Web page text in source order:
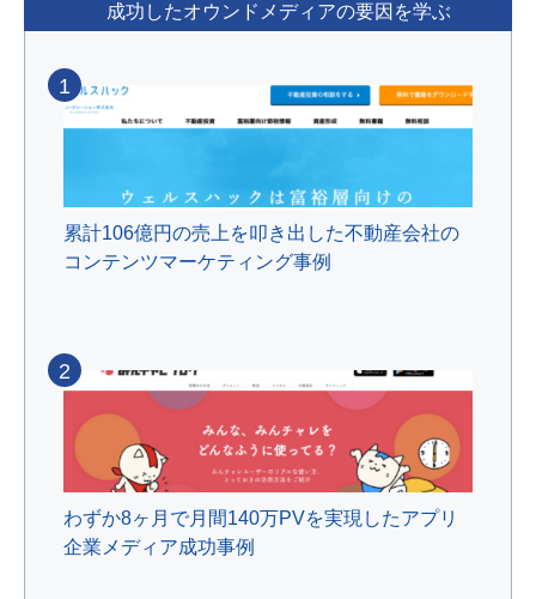
成功したオウンドメディアの要因を学ぶ
累計106億円の売上を叩き出した不動産会社の
コンテンツマーケティング事例
1
わずか8ヶ月で月間140万PVを実現したアプリ
企業メディア成功事例
2